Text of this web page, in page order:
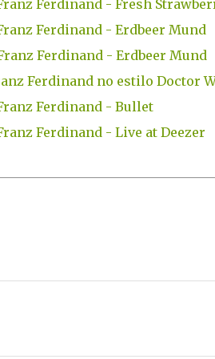
Ferdinand - Fresh
Ferdinand - Erdbeer Mund
Ferdinand - Erdbeer Mund
Ferdinand no estilo Doctor
Ferdinand - Bullet
Ferdinand - Live at Deezer